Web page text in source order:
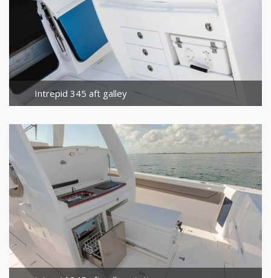
Intrepid 345 aft galley